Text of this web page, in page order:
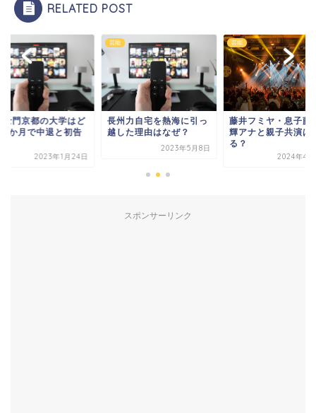
RELATED POST
士門京都の大学はど
3か月で中退と初告
2023年1月24日
芸能
長州力自宅を熱海に引っ
越した理由はなぜ？
2023年5月8日
芸能
藤井フミヤ・息子藤
輝アナと親子共演は
る？
2024年4
スポンサーリンク